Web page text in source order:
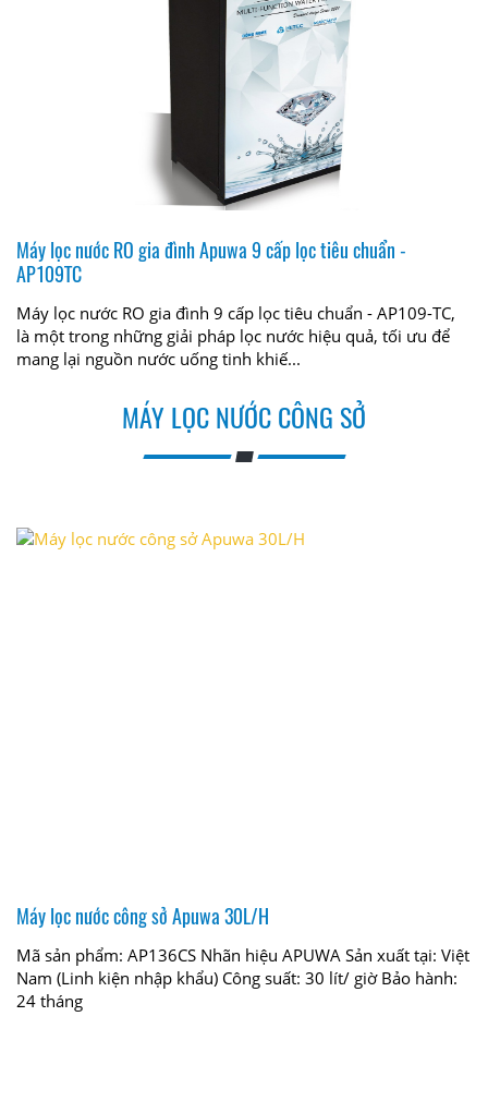
Máy lọc nước RO gia đình Apuwa 9 cấp lọc tiêu chuẩn -
AP109TC
Máy lọc nước RO gia đình 9 cấp lọc tiêu chuẩn - AP109-TC,
là một trong những giải pháp lọc nước hiệu quả, tối ưu để
mang lại nguồn nước uống tinh khiế...
MÁY LỌC NƯỚC CÔNG SỞ
Máy lọc nước công sở Apuwa 30L/H
Mã sản phẩm: AP136CS Nhãn hiệu APUWA Sản xuất tại: Việt
Nam (Linh kiện nhập khẩu) Công suất: 30 lít/ giờ Bảo hành:
24 tháng